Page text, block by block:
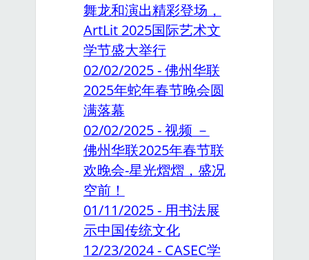
舞龙和演出精彩登场，
ArtLit 2025国际艺术文
学节盛大举行
02/02/2025 - 佛州华联
2025年蛇年春节晚会圆
满落幕
02/02/2025 - 视频 －
佛州华联2025年春节联
欢晚会-星光熠熠，盛况
空前！
01/11/2025 - 用书法展
示中国传统文化
12/23/2024 - CASEC学